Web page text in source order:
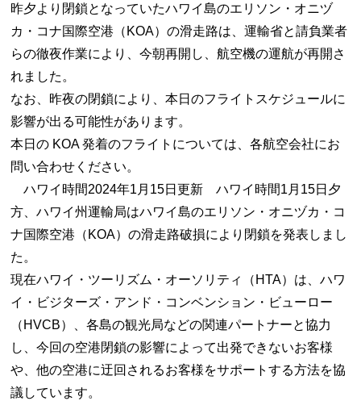
昨夕より閉鎖となっていたハワイ島のエリソン・オニヅ
カ・コナ国際空港（KOA）の滑走路は、運輸省と請負業者
らの徹夜作業により、今朝再開し、航空機の運航が再開さ
れました。
なお、昨夜の閉鎖により、本日のフライトスケジュールに
影響が出る可能性があります。
本日の KOA 発着のフライトについては、各航空会社にお
問い合わせください。
ハワイ時間2024年1月15日更新 ハワイ時間1月15日夕
方、ハワイ州運輸局はハワイ島のエリソン・オニヅカ・コ
ナ国際空港（KOA）の滑走路破損により閉鎖を発表しまし
た。
現在ハワイ・ツーリズム・オーソリティ（HTA）は、ハワ
イ・ビジターズ・アンド・コンベンション・ビューロー
（HVCB）、各島の観光局などの関連パートナーと協力
し、今回の空港閉鎖の影響によって出発できないお客様
や、他の空港に迂回されるお客様をサポートする方法を協
議しています。